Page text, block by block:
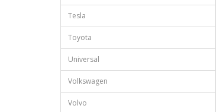
Tesla
Toyota
Universal
Volkswagen
Volvo